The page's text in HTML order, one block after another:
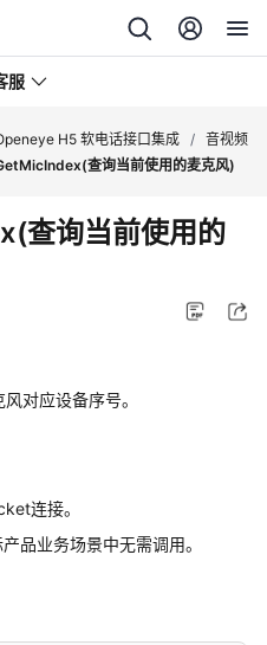
服
H5 软电话接口集成 / 音视频
查询当前使用的麦克风)
查询当前使用的
对应设备序号。
连接。
品业务场景中无需调用。